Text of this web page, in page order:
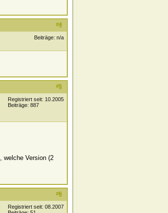
#4
Beiträge: n/a
#5
Registriert seit: 10.2005
Beiträge: 887
welche Version (2
#6
Registriert seit: 08.2007